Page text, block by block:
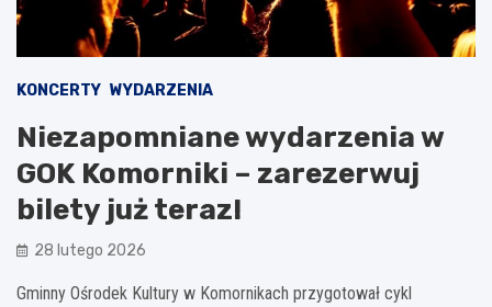
KONCERTY WYDARZENIA
Niezapomniane wydarzenia w
GOK Komorniki – zarezerwuj
bilety już teraz!
28 lutego 2026
Gminny Ośrodek Kultury w Komornikach przygotował cykl